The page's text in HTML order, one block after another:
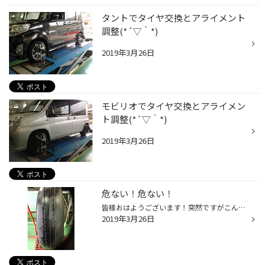
タントでタイヤ交換とアライメント
調整(*´▽｀*)
2019年3月26日
モビリオでタイヤ交換とアライメン
ト調整(*´▽｀*)
2019年3月26日
危ない！危ない！
皆様おはようございます！突然ですがこんな状態のタイヤはNGですよぉ！ 雨の日スリップして大変危険です！ 新品のタイヤのタイヤと見比べると( ﾟДﾟ)！びっくり！ タイヤの状態が気になるお客様！当店では無料でタイヤの状態を確認しております！ 皆様のご来店スタッフ一同お待ちしております！
2019年3月26日